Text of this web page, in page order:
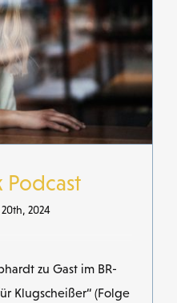
Podcast
2024
zu Gast im BR-
Klugscheißer“ (Folge